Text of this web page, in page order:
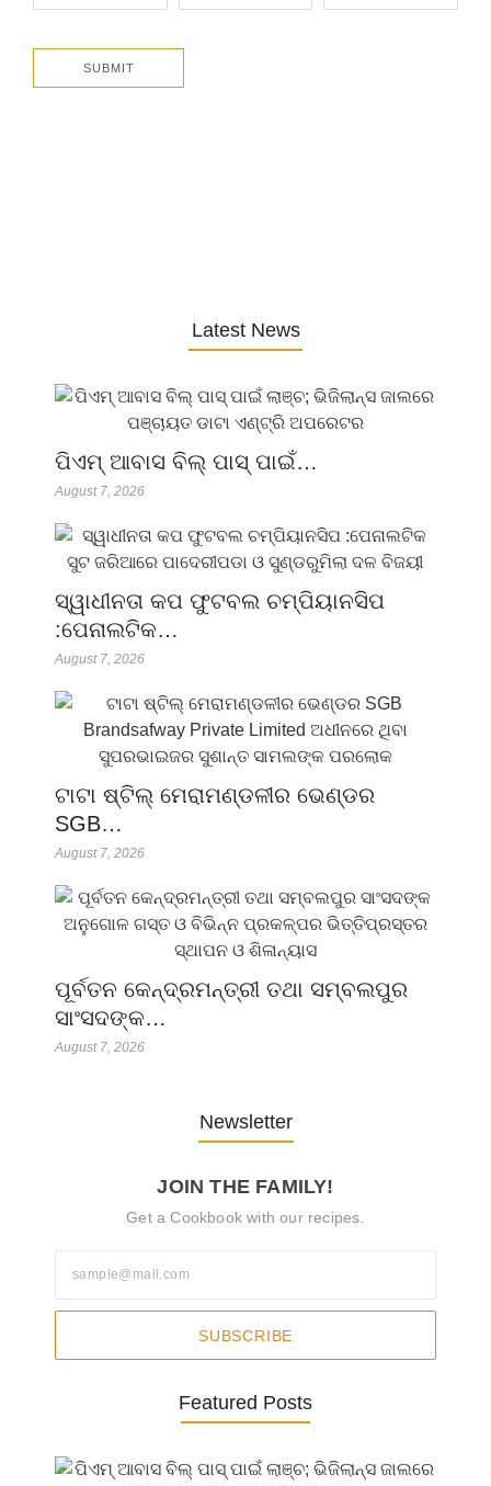
Latest News
ପିଏମ୍ ଆବାସ ବିଲ୍ ପାସ୍ ପାଇଁ…
August 7, 2026
ସ୍ୱାଧୀନତା କପ ଫୁଟବଲ ଚମ୍ପିୟାନସିପ
:ପେନାଲଟିକ…
August 7, 2026
ଟାଟା ଷ୍ଟିଲ୍ ମେରାମଣ୍ଡଳୀର ଭେଣ୍ଡର
SGB…
August 7, 2026
ପୂର୍ବତନ କେନ୍ଦ୍ରମନ୍ତ୍ରୀ ତଥା ସମ୍ବଲପୁର
ସାଂସଦଙ୍କ…
August 7, 2026
Newsletter
JOIN THE FAMILY!
Get a Cookbook with our recipes.
SUBSCRIBE
Featured Posts